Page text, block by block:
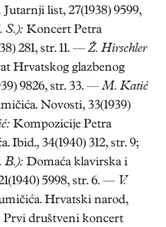
list, 27(1938) 9599,
S.): Koncert Petra
281, str. 11. — Ž. Hirschler
Hrvatskog glazbenog
9826, str. 33. —M. Katić
Novosti, 33(1939)
Kompozicije Petra
Ibid., 34(1940) 312, str. 9;
B.): Domaća klavirska i
5998, str. 6. — V.
Hrvatski narod,
Prvi društveni koncert